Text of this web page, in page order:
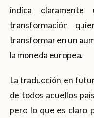
indica
transformación
transformar en un
la moneda europea.
La traducción en
de todos aquellos
pero lo que es claro